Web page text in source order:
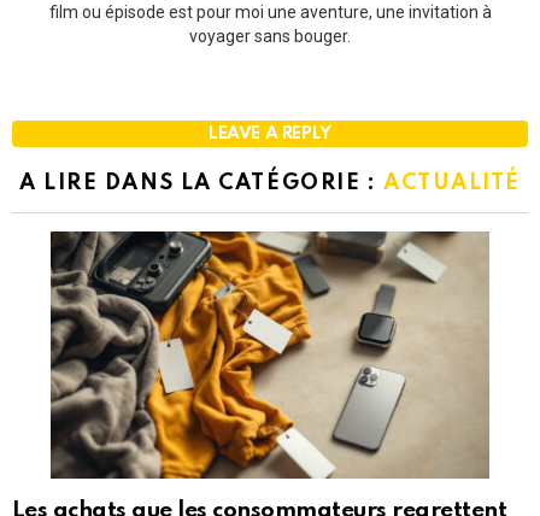
film ou épisode est pour moi une aventure, une invitation à
voyager sans bouger.
LEAVE A REPLY
A LIRE DANS LA CATÉGORIE : ACTUALITÉ
Les achats que les consommateurs regrettent